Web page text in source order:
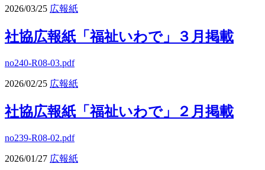
2026/03/25 広報紙
社協広報紙「福祉いわで」３月掲載
no240-R08-03.pdf
2026/02/25 広報紙
社協広報紙「福祉いわで」２月掲載
no239-R08-02.pdf
2026/01/27 広報紙